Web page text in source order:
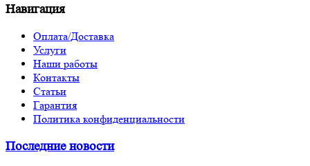
Навигация
Оплата/Доставка
Услуги
Наши работы
Контакты
Статьи
Гарантия
Политика конфиденциальности
Последние новости